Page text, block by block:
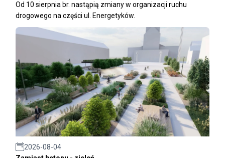
Od 10 sierpnia br. nastąpią zmiany w organizacji ruchu
drogowego na części ul. Energetyków.
2026-08-04